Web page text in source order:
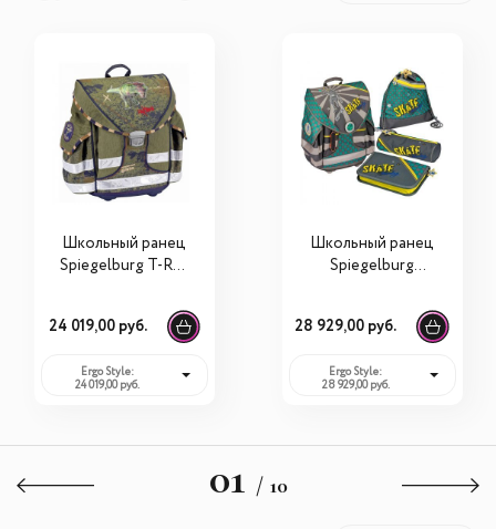
Школьный ранец
Spiegelburg T-Rex
24 019,00 руб.
Ergo Style:
24 019,00 руб.
Школьный ранец
Spiegelburg
Ergo Style plus с
наполнением
28 929,00 руб.
Ergo Style:
28 929,00 руб.
01 / 10